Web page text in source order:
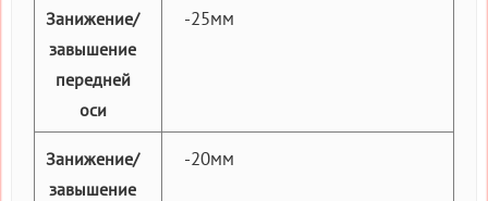
Занижение/
завышение
передней
оси
-25мм
Занижение/
завышение
-20мм